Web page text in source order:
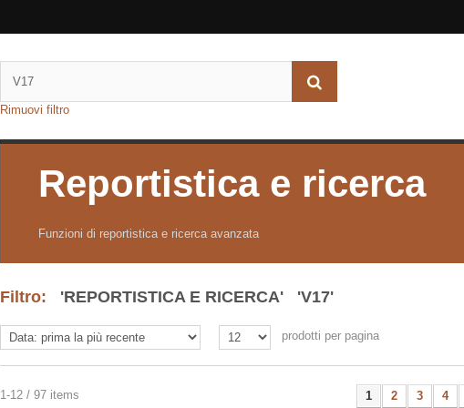
Rimuovi filtro
Reportistica e ricerca
Funzioni di reportistica e ricerca avanzata
Filtro: 'REPORTISTICA E RICERCA' 'V17'
prodotti per pagina
1 2 3 4
1-12 / 97 items